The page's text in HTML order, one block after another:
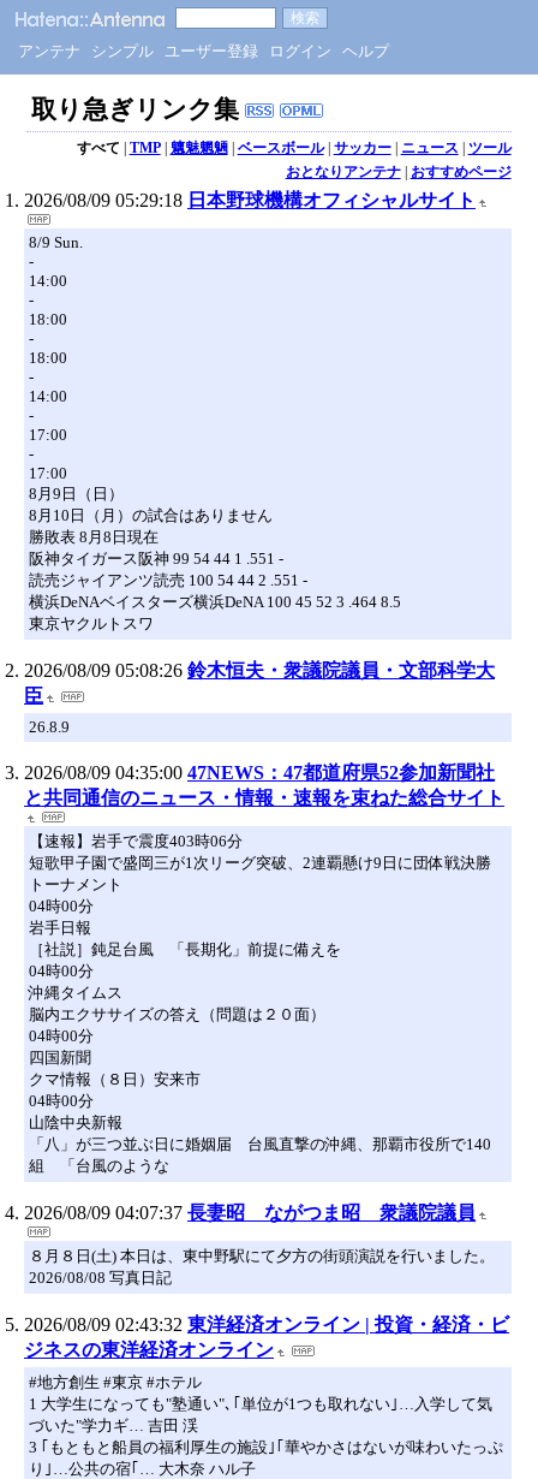
アンテナ シンプル ユーザー登録 ログイン ヘルプ
取り急ぎリンク集
すべて | TMP| 魑魅魍魎| ベースボール| サッカー| ニュース | ツール
おとなりアンテナ| おすすめページ
2026/08/09 05:29:18 日本野球機構オフィシャルサイト
8/9 Sun.
-
14:00
-
18:00
-
18:00
-
14:00
-
17:00
-
17:00
8月9日（日）
8月10日（月）の試合はありません
勝敗表 8月8日現在
阪神タイガース阪神 99 54 44 1 .551 -
読売ジャイアンツ読売 100 54 44 2 .551 -
横浜DeNAベイスターズ横浜DeNA 100 45 52 3 .464 8.5
東京ヤクルトスワ
2026/08/09 05:08:26 鈴木恒夫・衆議院議員・文部科学大
臣
26.8.9
2026/08/09 04:35:00 47NEWS：47都道府県52参加新聞社
と共同通信のニュース・情報・速報を束ねた総合サイト
【速報】岩手で震度403時06分
短歌甲子園で盛岡三が1次リーグ突破、2連覇懸け9日に団体戦決勝
トーナメント
04時00分
岩手日報
［社説］鈍足台風 「長期化」前提に備えを
04時00分
沖縄タイムス
脳内エクササイズの答え（問題は２０面）
04時00分
四国新聞
クマ情報（８日）安来市
04時00分
山陰中央新報
「八」が三つ並ぶ日に婚姻届 台風直撃の沖縄、那覇市役所で140
組 「台風のような
2026/08/09 04:07:37 長妻昭 ながつま昭 衆議院議員
８月８日(土) 本日は、東中野駅にて夕方の街頭演説を行いました。
2026/08/08 写真日記
2026/08/09 02:43:32 東洋経済オンライン | 投資・経済・ビ
ジネスの東洋経済オンライン
#地方創生 #東京 #ホテル
1 大学生になっても"塾通い"､｢単位が1つも取れない｣…入学して気
づいた"学力ギ… 吉田 渓
3 ｢もともと船員の福利厚生の施設｣｢華やかさはないが味わいたっぷ
り｣…公共の宿｢… 大木奈 ハル子